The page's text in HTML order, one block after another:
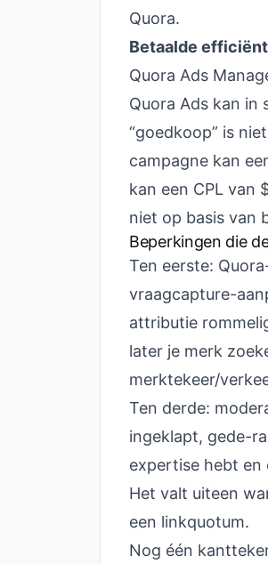
Quora.
Betaalde
Quora Ads
Quora Ads kan in
“goedkoop” is
campagne kan
kan een CPL van
niet op basis van
Beperkingen die
Ten eerste:
vraagcapture-
attributie
later je merk
merktekeer/
Ten derde:
ingeklapt, gede-
expertise hebt
Het valt uiteen
een linkquotum.
Nog één